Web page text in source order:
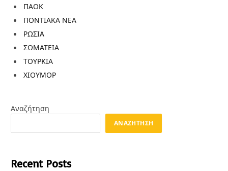
ΠΑΟΚ
ΠΟΝΤΙΑΚΑ ΝΕΑ
ΡΩΣΙΑ
ΣΩΜΑΤΕΙΑ
ΤΟΥΡΚΙΑ
ΧΙΟΥΜΟΡ
Αναζήτηση
ΑΝΑΖΉΤΗΣΗ
Recent Posts